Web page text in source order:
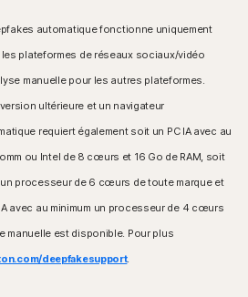
automatique fonctionne uniquement
plateformes de réseaux sociaux/vidéo
manuelle pour les autres plateformes.
ultérieure et un navigateur
requiert également soit un PC IA avec au
ou Intel de 8 cœurs et 16 Go de RAM, soit
un processeur de 6 cœurs de toute marque et
avec au minimum un processeur de 4 cœurs
manuelle est disponible. Pour plus
deepfakesupport.